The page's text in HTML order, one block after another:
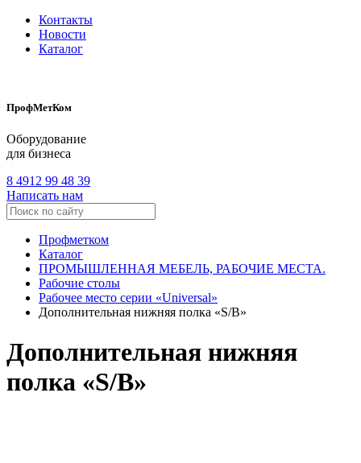
Контакты
Новости
Каталог
ПрофМетКом
Оборудование
для бизнеса
8 4912 99 48 39
Написать нам
Профметком
Каталог
ПРОМЫШЛЕННАЯ МЕБЕЛЬ, РАБОЧИЕ МЕСТА.
Рабочие столы
Рабочее место серии «Universal»
Дополнительная нижняя полка «S/B»
Дополнительная нижняя
полка «S/B»